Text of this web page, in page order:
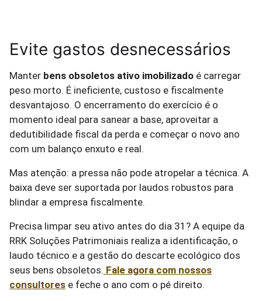
Evite gastos desnecessários
Manter bens obsoletos ativo imobilizado é carregar
peso morto. É ineficiente, custoso e fiscalmente
desvantajoso. O encerramento do exercício é o
momento ideal para sanear a base, aproveitar a
dedutibilidade fiscal da perda e começar o novo ano
com um balanço enxuto e real.
Mas atenção: a pressa não pode atropelar a técnica. A
baixa deve ser suportada por laudos robustos para
blindar a empresa fiscalmente.
Precisa limpar seu ativo antes do dia 31? A equipe da
RRK Soluções Patrimoniais realiza a identificação, o
laudo técnico e a gestão do descarte ecológico dos
seus bens obsoletos. Fale agora com nossos
consultores e feche o ano com o pé direito.